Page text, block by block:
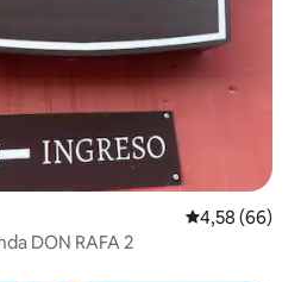
Średnia
4,58 (66)
DON RAFA 2